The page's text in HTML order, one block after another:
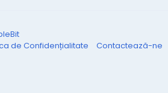
de Confidențialitate Contactează-ne